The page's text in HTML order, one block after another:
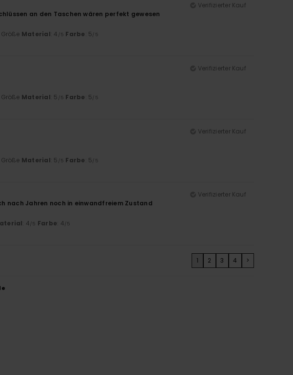
Verifizierter Kauf
an den Taschen wären perfekt gewesen
Größe Material: 4 /5 Farbe: 5/5
Verifizierter Kauf
Größe Material: 5 /5 Farbe: 5/5
Verifizierter Kauf
Größe Material: 5 /5 Farbe: 5/5
Verifizierter Kauf
nach Jahren noch in einwandfreiem Zustand
: 4/5 Farbe: 4/5
1 2 3 4 >